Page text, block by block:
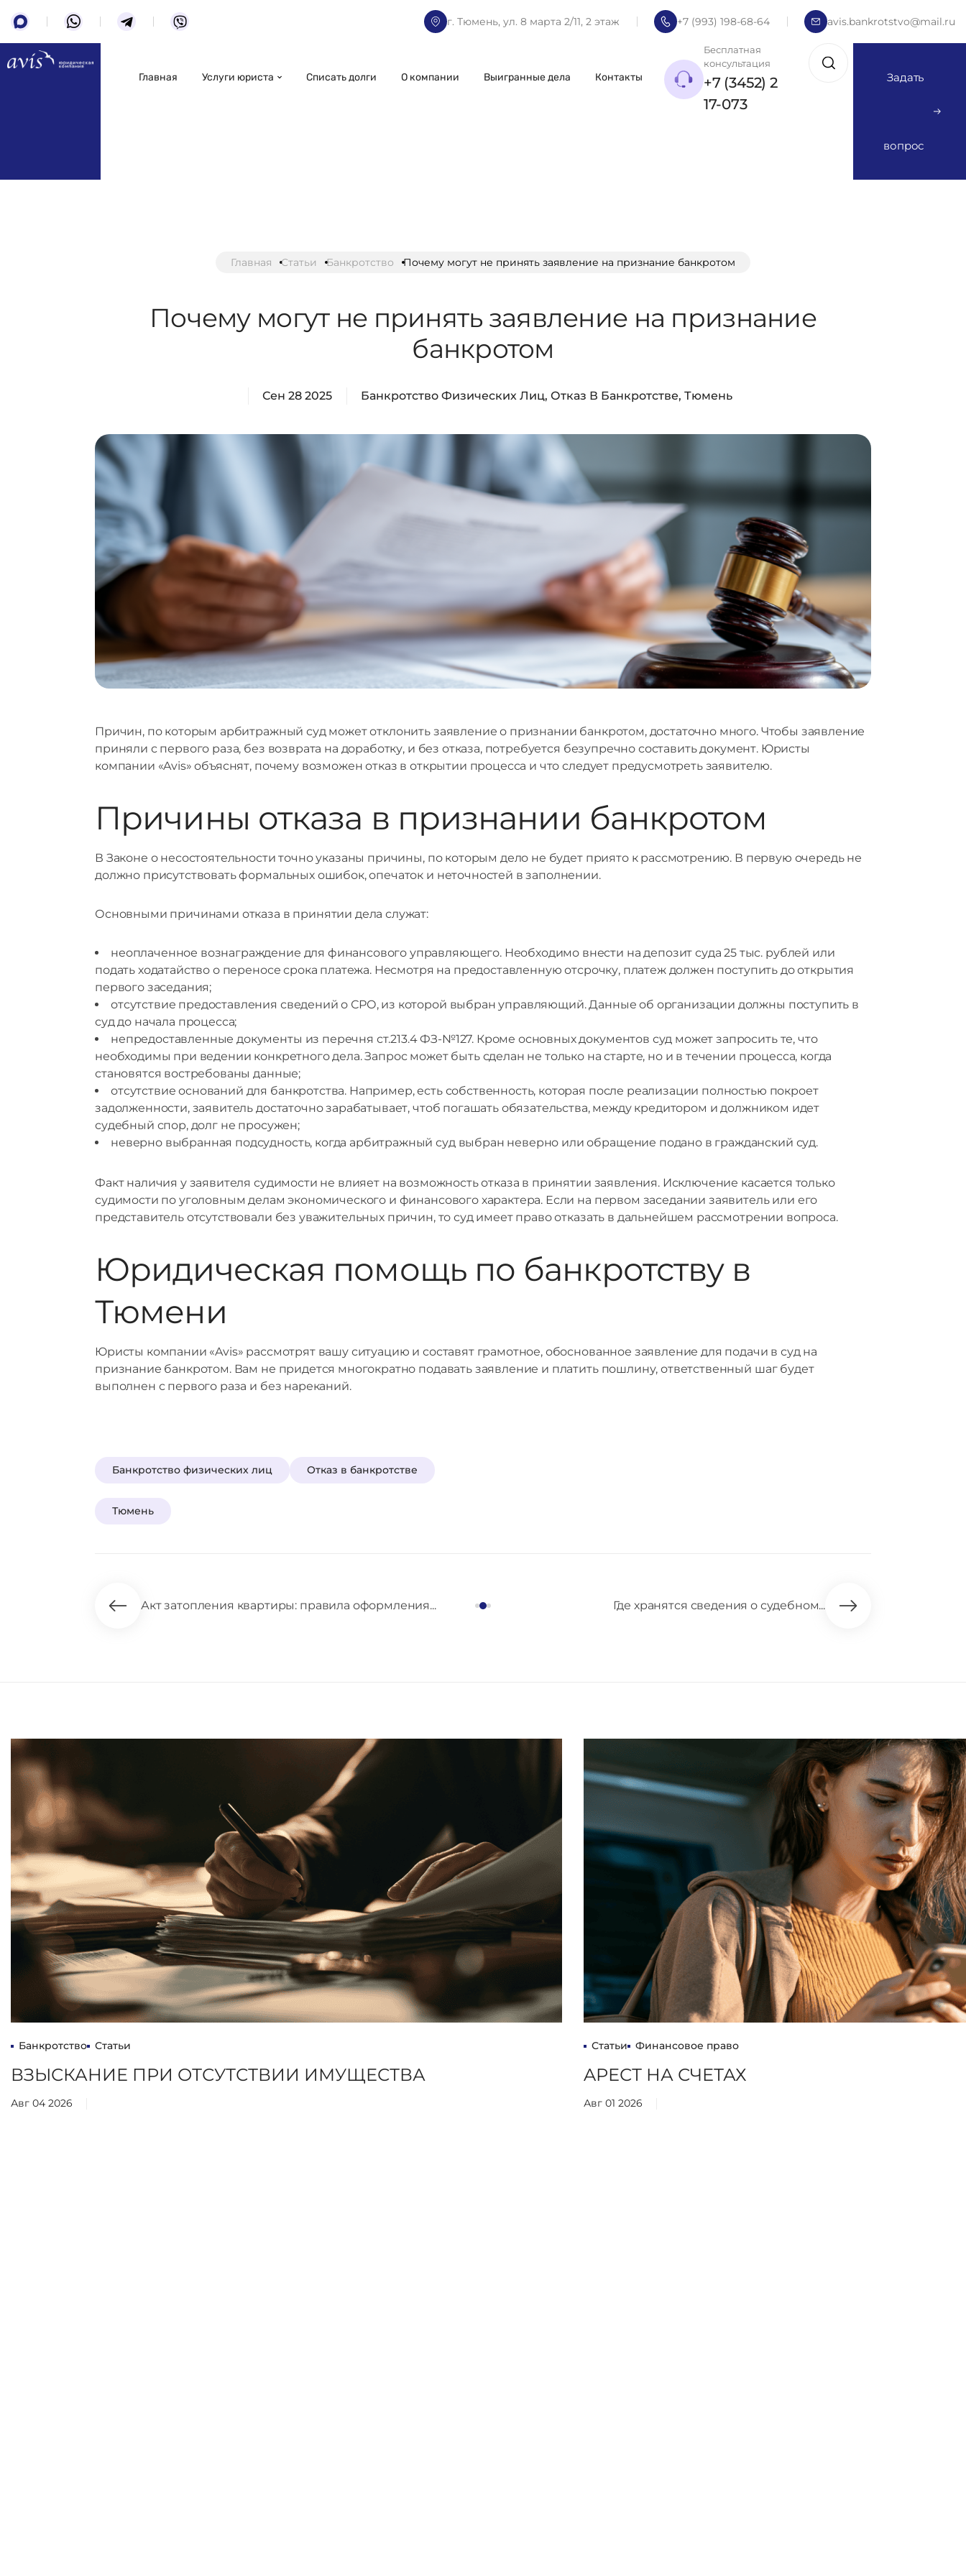
г. Тюмень, ул. 8 марта 2/11, 2 этаж +7 (993) 198-68-64 avis.bankrotstvo@mail.ru
Главная Услуги юриста Списать долги О компании Выигранные дела Контакты
Бесплатная
консультация
+7 (3452) 2
17-073
Задать
вопрос
Главная Статьи Банкротство Почему могут не принять заявление на признание банкротом
Почему могут не принять заявление на признание
банкротом
Сен 28 2025 Банкротство Физических Лиц, Отказ В Банкротстве, Тюмень
Причин, по которым арбитражный суд может отклонить заявление о признании банкротом, достаточно много. Чтобы заявление
приняли с первого раза, без возврата на доработку, и без отказа, потребуется безупречно составить документ. Юристы
компании «Avis» объяснят, почему возможен отказ в открытии процесса и что следует предусмотреть заявителю.
Причины отказа в признании банкротом
В Законе о несостоятельности точно указаны причины, по которым дело не будет приято к рассмотрению. В первую очередь не
должно присутствовать формальных ошибок, опечаток и неточностей в заполнении.
Основными причинами отказа в принятии дела служат:
неоплаченное вознаграждение для финансового управляющего. Необходимо внести на депозит суда 25 тыс. рублей или
подать ходатайство о переносе срока платежа. Несмотря на предоставленную отсрочку, платеж должен поступить до открытия
первого заседания;
отсутствие предоставления сведений о СРО, из которой выбран управляющий. Данные об организации должны поступить в
суд до начала процесса;
непредоставленные документы из перечня ст.213.4 ФЗ-№127. Кроме основных документов суд может запросить те, что
необходимы при ведении конкретного дела. Запрос может быть сделан не только на старте, но и в течении процесса, когда
становятся востребованы данные;
отсутствие оснований для банкротства. Например, есть собственность, которая после реализации полностью покроет
задолженности, заявитель достаточно зарабатывает, чтоб погашать обязательства, между кредитором и должником идет
судебный спор, долг не просужен;
неверно выбранная подсудность, когда арбитражный суд выбран неверно или обращение подано в гражданский суд.
Факт наличия у заявителя судимости не влияет на возможность отказа в принятии заявления. Исключение касается только
судимости по уголовным делам экономического и финансового характера. Если на первом заседании заявитель или его
представитель отсутствовали без уважительных причин, то суд имеет право отказать в дальнейшем рассмотрении вопроса.
Юридическая помощь по банкротству в
Тюмени
Юристы компании «Avis» рассмотрят вашу ситуацию и составят грамотное, обоснованное заявление для подачи в суд на
признание банкротом. Вам не придется многократно подавать заявление и платить пошлину, ответственный шаг будет
выполнен с первого раза и без нареканий.
Банкротство физических лиц Отказ в банкротстве
Тюмень
Акт затопления квартиры: правила оформления... Где хранятся сведения о судебном...
Банкротство Статьи
ВЗЫСКАНИЕ ПРИ ОТСУТСТВИИ ИМУЩЕСТВА
Авг 04 2026
Статьи Финансовое право
AРЕСТ НА СЧЕТАХ
Авг 01 2026